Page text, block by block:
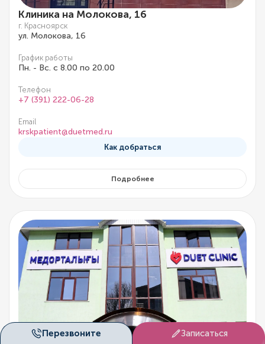
Перезвоните Записаться
Клиника на Молокова, 16
г. Красноярск
ул. Молокова, 16
График работы
Пн. - Вс. с 8.00 по 20.00
Телефон
+7 (391) 222-06-28
Email
krskpatient@duetmed.ru
Как добраться
Подробнее